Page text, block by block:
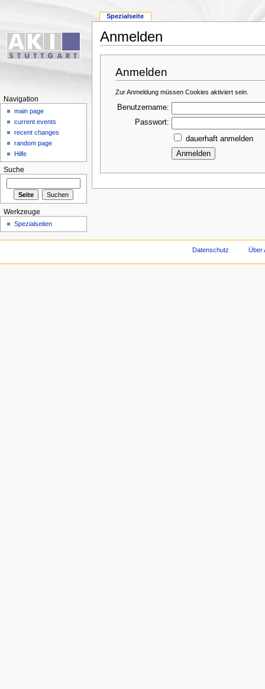
Anmelden
Anmelden
Zur Anmeldung müssen Cookies aktiviert sein.
Benutzername:
Passwort:
dauerhaft anmelden
Spezialseite
Navigation
main page
current events
recent changes
random page
Hilfe
Suche
Werkzeuge
Spezialseiten
Datenschutz Über